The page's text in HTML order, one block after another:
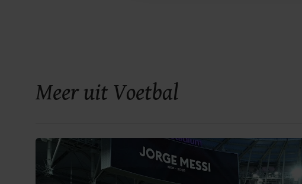
Meer uit Voetbal